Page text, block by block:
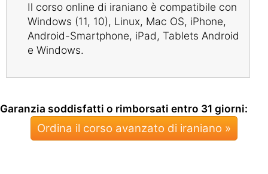
Il corso online di iraniano è compatibile con
Windows (11, 10), Linux, Mac OS, iPhone,
Android-Smartphone, iPad, Tablets Android
e Windows.
Garanzia soddisfatti o rimborsati entro 31 giorni:
Ordina il corso avanzato di iraniano »